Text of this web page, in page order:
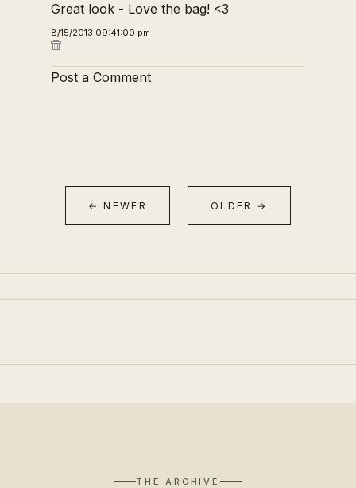
Great look - Love the bag! <3
8/15/2013 09:41:00 pm
Post a Comment
← NEWER OLDER →
THE ARCHIVE